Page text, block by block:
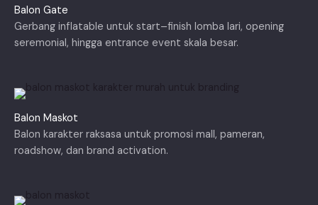
Balon Gate
Gerbang inflatable untuk start–finish lomba lari, opening
seremonial, hingga entrance event skala besar.
Balon Maskot
Balon karakter raksasa untuk promosi mall, pameran,
roadshow, dan brand activation.